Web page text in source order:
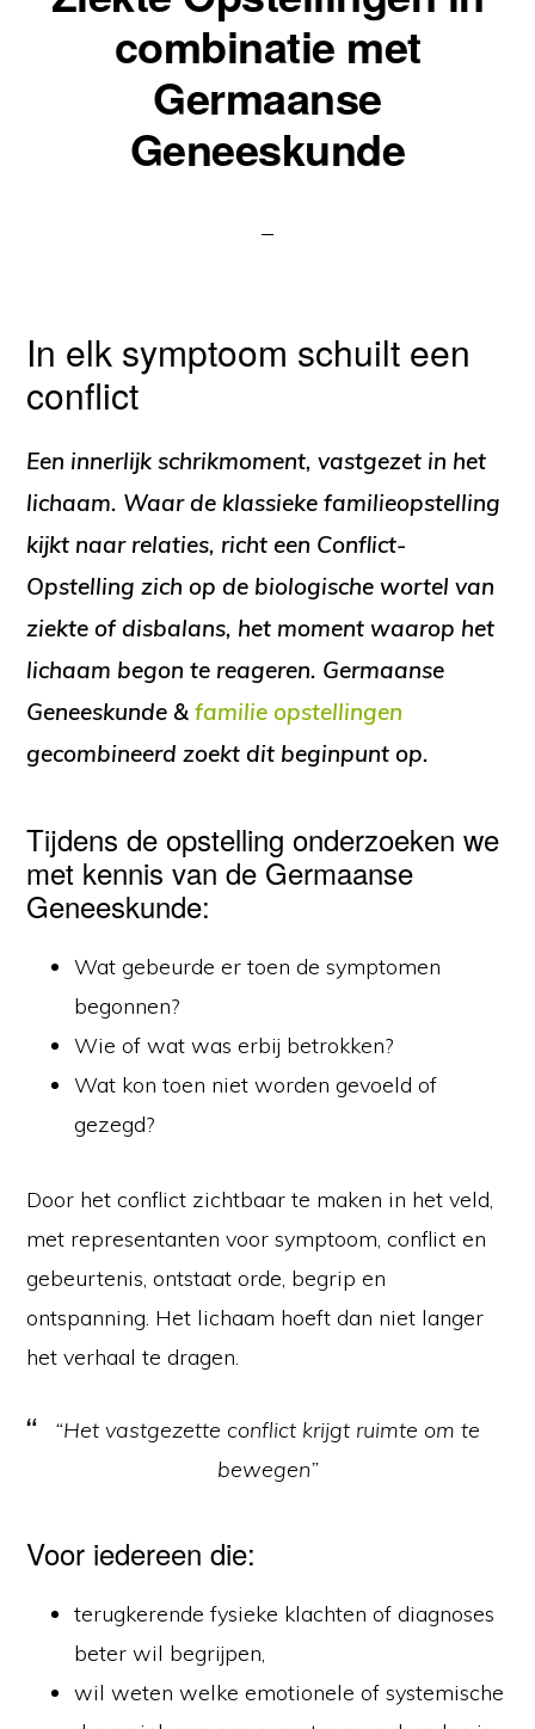
combinatie met
Germaanse
Geneeskunde
In elk symptoom schuilt een
conflict
Een innerlijk schrikmoment, vastgezet in het
lichaam. Waar de klassieke familieopstelling
kijkt naar relaties, richt een Conflict-
Opstelling zich op de biologische wortel van
ziekte of disbalans, het moment waarop het
lichaam begon te reageren. Germaanse
Geneeskunde &familie opstellingen
gecombineerd zoekt dit beginpunt op.
Tijdens de opstelling onderzoeken we
met kennis van de Germaanse
Geneeskunde:
Wat gebeurde er toen de symptomen
begonnen?
Wie of wat was erbij betrokken?
Wat kon toen niet worden gevoeld of
gezegd?
Door het conflict zichtbaar te maken in het veld,
met representanten voor symptoom, conflict en
gebeurtenis, ontstaat orde, begrip en
ontspanning. Het lichaam hoeft dan niet langer
het verhaal te dragen.
“Het vastgezette conflict krijgt ruimte om te
bewegen”
Voor iedereen die:
terugkerende fysieke klachten of diagnoses
beter wil begrijpen,
wil weten welke emotionele of systemische